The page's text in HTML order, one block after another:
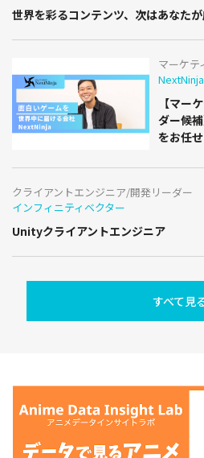
世界を彩るコンテンツ、次はあなたが
マーケテ
NextNinja
【マー
ダー候
をお任
クライアントエンジニア/開発リーダー
インフィニティベクター
Unityクライアントエンジニア
すべて見